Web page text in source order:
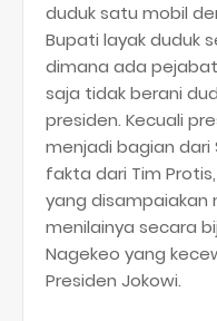
duduk satu mobil
Bupati layak duduk
dimana ada
saja tidak berani
presiden. Kecuali
menjadi bagian dari
fakta dari Tim
yang disampaiakan
menilainya secara
Nagekeo yang
Presiden Jokowi.